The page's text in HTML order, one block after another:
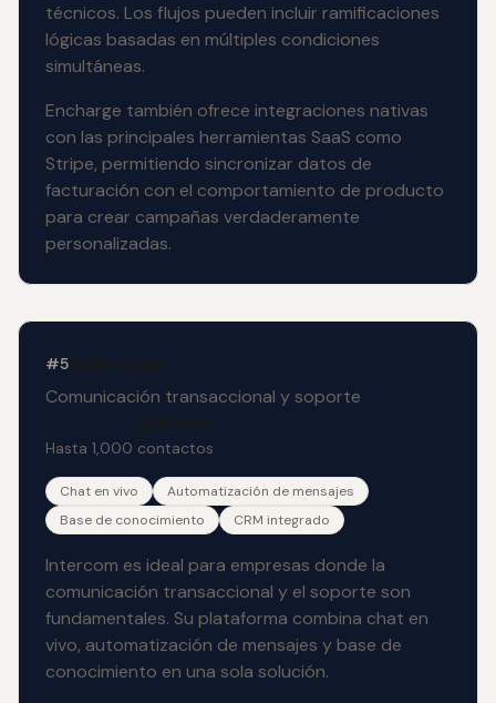
técnicos. Los flujos pueden incluir ramificaciones
lógicas basadas en múltiples condiciones
simultáneas.
Encharge también ofrece integraciones nativas
con las principales herramientas SaaS como
Stripe, permitiendo sincronizar datos de
facturación con el comportamiento de producto
para crear campañas verdaderamente
personalizadas.
#5
Comunicación transaccional y soporte
Hasta 1,000 contactos
Chat en vivo
Automatización de mensajes
Base de conocimiento
CRM integrado
Intercom es ideal para empresas donde la
comunicación transaccional y el soporte son
fundamentales. Su plataforma combina chat en
vivo, automatización de mensajes y base de
conocimiento en una sola solución.